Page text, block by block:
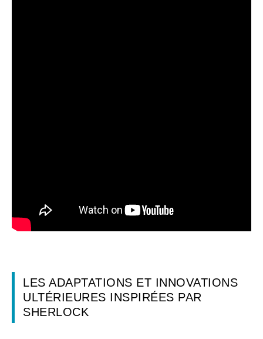
LES ADAPTATIONS ET INNOVATIONS
ULTÉRIEURES INSPIRÉES PAR
SHERLOCK